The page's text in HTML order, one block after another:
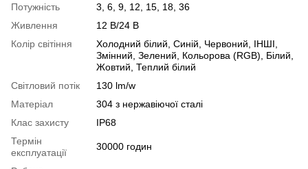
Потужність
3, 6, 9, 12, 15, 18, 36
Живлення
12 В/24 В
Колір світіння
Холодний білий, Синій, Червоний, ІНШІ,
Змінний, Зелений, Кольорова (RGB), Білий,
Жовтий, Теплий білий
Світловий потік
130 lm/w
Матеріал
304 з нержавіючої сталі
Клас захисту
IP68
Термін
експлуатації
30000 годин